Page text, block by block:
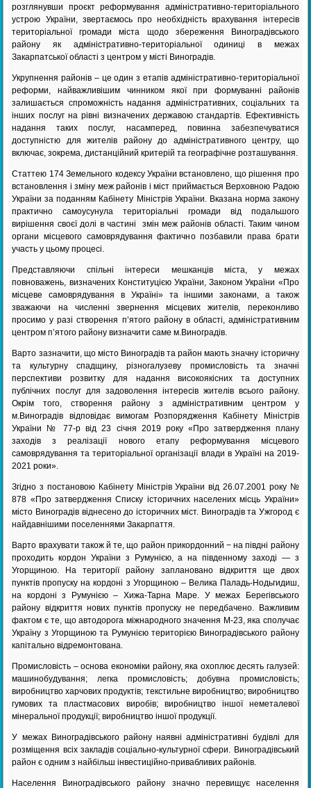
розглянувши проєкт реформування адміністративно-територіального
устрою України, звертаємось про необхідність врахування інтересів
територіальної громади міста щодо збереження Виноградівського
району як адміністративно-територіальної одиниці в межах
Закарпатської області з центром у місті Виноградів.
Укрупнення районів – це один з етапів адміністративно-територіальної
реформи, найважливішим чинником якої при формуванні районів
залишається спроможність надання адміністративних, соціальних та
інших послуг на рівні визначених державою стандартів. Ефективність
надання таких послуг, насамперед, повинна забезпечуватися
доступністю для жителів району до адміністративного центру, що
включає, зокрема, дистанційний критерій та географічне розташування.
Статтею 174 Земельного кодексу України встановлено, що рішення про
встановлення і зміну меж районів і міст приймається Верховною Радою
України за поданням Кабінету Міністрів України. Вказана норма закону
практично самоусунула територіальні громади від подальшого
вирішення своєї долі в частині змін меж районів області. Таким чином
органи місцевого самоврядування фактично позбавили права брати
участь у цьому процесі.
Представляючи спільні інтереси мешканців міста, у межах
повноважень, визначених Конституцією України, Законом України «Про
місцеве самоврядування в Україні» та іншими законами, а також
зважаючи на численні звернення місцевих жителів, переконливо
просимо у разі створення п’ятого району в області, адміністративним
центром п’ятого району визначити саме м.Виноградів.
Варто зазначити, що місто Виноградів та район мають значну історичну
та культурну спадщину, різногалузеву промисловість та значні
перспективи розвитку для надання високоякісних та доступних
публічних послуг для задоволення інтересів жителів всього району.
Окрім того, створення району з адміністративним центром у
м.Виноградів відповідає вимогам Розпорядження Кабінету Міністрів
України № 77-р від 23 січня 2019 року «Про затвердження плану
заходів з реалізації нового етапу реформування місцевого
самоврядування та територіальної організації влади в Україні на 2019-
2021 роки».
Згідно з постановою Кабінету Міністрів України від 26.07.2001 року №
878 «Про затвердження Списку історичних населених місць України»
місто Виноградів віднесено до історичних міст. Виноградів та Ужгород є
найдавнішими поселеннями Закарпаття.
Варто врахувати також й те, що район прикордонний − на півдні району
проходить кордон України з Румунією, а на південному заході — з
Угорщиною. На території району заплановано відкриття ще двох
пунктів пропуску на кордоні з Угорщиною – Велика Паладь-Нодьгидиш,
на кордоні з Румунією – Хижа-Тарна Маре. У межах Берегівського
району відкриття нових пунктів пропуску не передбачено. Важливим
фактом є те, що автодорога міжнародного значення М-23, яка сполучає
Україну з Угорщиною та Румунією територією Виноградівського району
капітально відремонтована.
Промисловість – основа економіки району, яка охоплює десять галузей:
машинобудування; легка промисловість; добувна промисловість;
виробництво харчових продуктів; текстильне виробництво; виробництво
гумових та пластмасових виробів; виробництво іншої неметалевої
мінеральної продукції; виробництво іншої продукції.
У межах Виноградівського району наявні адміністративні будівлі для
розміщення всіх закладів соціально-культурної сфери. Виноградівський
район є одним з найбільш інвестиційно-привабливих районів.
Населення Виноградівського району значно перевищує населення